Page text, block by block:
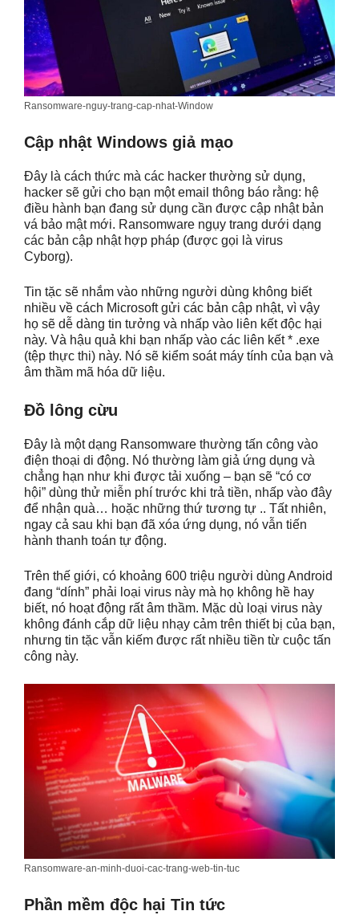
Ransomware-nguy-trang-cap-nhat-Window
Cập nhật Windows giả mạo
Đây là cách thức mà các hacker thường sử dụng,
hacker sẽ gửi cho bạn một email thông báo rằng: hệ
điều hành bạn đang sử dụng cần được cập nhật bản
vá bảo mật mới. Ransomware ngụy trang dưới dạng
các bản cập nhật hợp pháp (được gọi là virus
Cyborg).
Tin tặc sẽ nhắm vào những người dùng không biết
nhiều về cách Microsoft gửi các bản cập nhật, vì vậy
họ sẽ dễ dàng tin tưởng và nhấp vào liên kết độc hại
này. Và hậu quả khi bạn nhấp vào các liên kết * .exe
(tệp thực thi) này. Nó sẽ kiểm soát máy tính của bạn và
âm thầm mã hóa dữ liệu.
Đồ lông cừu
Đây là một dạng Ransomware thường tấn công vào
điện thoại di động. Nó thường làm giả ứng dụng và
chẳng hạn như khi được tải xuống – bạn sẽ “có cơ
hội” dùng thử miễn phí trước khi trả tiền, nhấp vào đây
để nhận quà… hoặc những thứ tương tự .. Tất nhiên,
ngay cả sau khi bạn đã xóa ứng dụng, nó vẫn tiến
hành thanh toán tự động.
Trên thế giới, có khoảng 600 triệu người dùng Android
đang “dính” phải loại virus này mà họ không hề hay
biết, nó hoạt động rất âm thầm. Mặc dù loại virus này
không đánh cắp dữ liệu nhạy cảm trên thiết bị của bạn,
nhưng tin tặc vẫn kiếm được rất nhiều tiền từ cuộc tấn
công này.
Ransomware-an-minh-duoi-cac-trang-web-tin-tuc
Phần mềm độc hại Tin tức